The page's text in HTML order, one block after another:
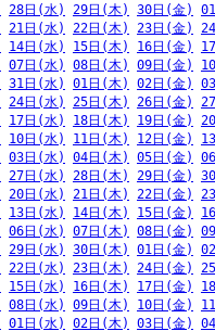
28日(水) 29日(木) 30日(金)
21日(水) 22日(木) 23日(金)
14日(水) 15日(木) 16日(金)
07日(水) 08日(木) 09日(金)
31日(水) 01日(木) 02日(金)
24日(水) 25日(木) 26日(金)
17日(水) 18日(木) 19日(金)
10日(水) 11日(木) 12日(金)
03日(水) 04日(木) 05日(金)
27日(水) 28日(木) 29日(金)
20日(水) 21日(木) 22日(金)
13日(水) 14日(木) 15日(金)
06日(水) 07日(木) 08日(金)
29日(水) 30日(木) 01日(金)
22日(水) 23日(木) 24日(金)
15日(水) 16日(木) 17日(金)
08日(水) 09日(木) 10日(金)
01日(水) 02日(木) 03日(金)